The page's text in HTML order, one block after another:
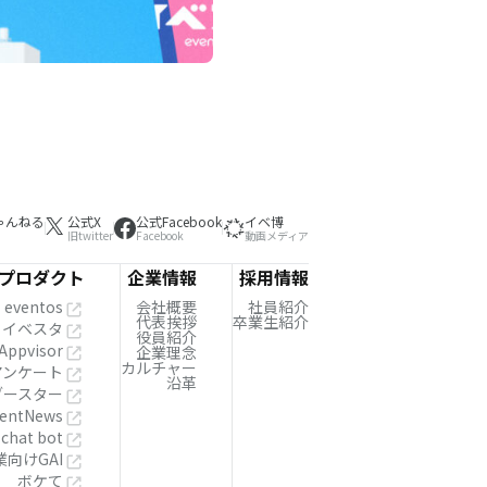
んねる 公式X
旧twitter
公式Facebook
Facebook
イベ博
動画メディア
ロダクト
eventos
イベスタ
ケート
スター
bot
向けGAI
ボケて
企業情報
会社概要
代表挨拶
役員紹介
企業理念
カルチャー
沿革
採用情報
社員紹介
卒業生紹介